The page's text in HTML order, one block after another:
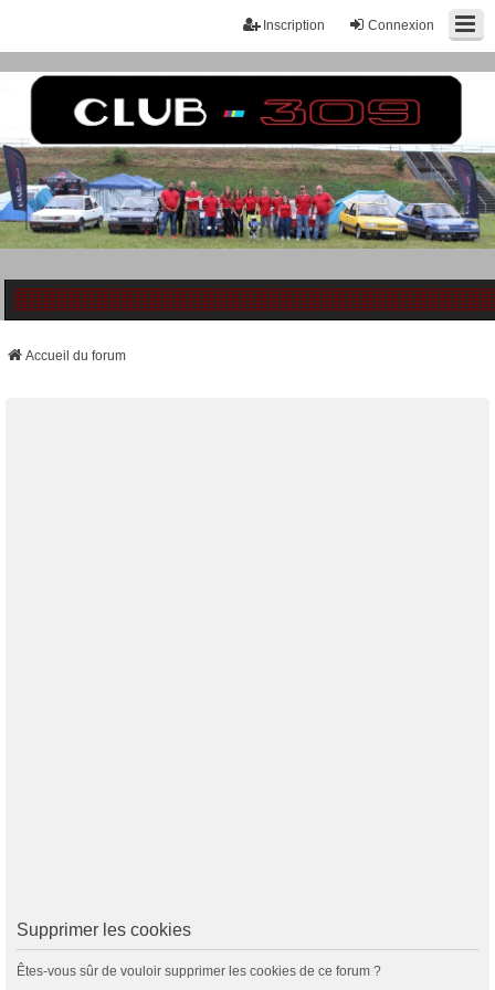
Connexion
Inscription
Accueil du forum
Supprimer les cookies
Êtes-vous sûr de vouloir supprimer les cookies de ce forum ?